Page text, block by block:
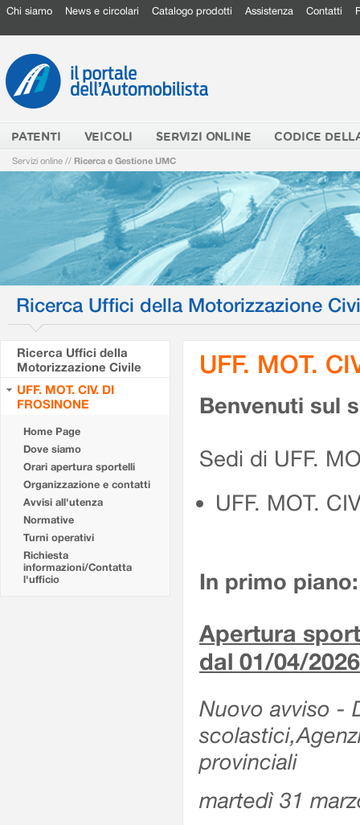
Chi siamo News e circolari Catalogo prodotti Assistenza Contatti
PATENTI VEICOLI SERVIZI ONLINE CODICE
Servizi online // Ricerca e Gestione UMC
Ricerca Uffici della Motorizzazione
Ricerca Uffici della
Motorizzazione Civile
UFF. MOT. CIV. DI
FROSINONE
Home Page
Dove siamo
Orari apertura sportelli
Organizzazione e contatti
Avvisi all'utenza
Normative
Turni operativi
Richiesta
informazioni/Contatta
l'ufficio
UFF. MOT.
Benvenuti sul
Sedi di UFF.
UFF. MOT.
In primo piano:
Apertura
dal 01/04/2026
Nuovo avviso -
provinciali
martedì 31